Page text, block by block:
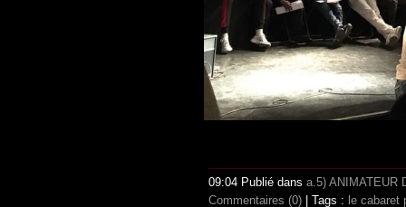
09:04 Publié dans a.5) ANIMATEUR
Commentaires (0) | Tags : le cabaret